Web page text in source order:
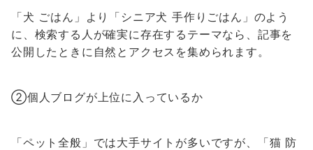
「犬 ごはん」より「シニア犬 手作りごはん」のよう
に、検索する人が確実に存在するテーマなら、記事を
公開したときに自然とアクセスを集められます。
②個人ブログが上位に入っているか
「ペット全般」では大手サイトが多いですが、「猫 防